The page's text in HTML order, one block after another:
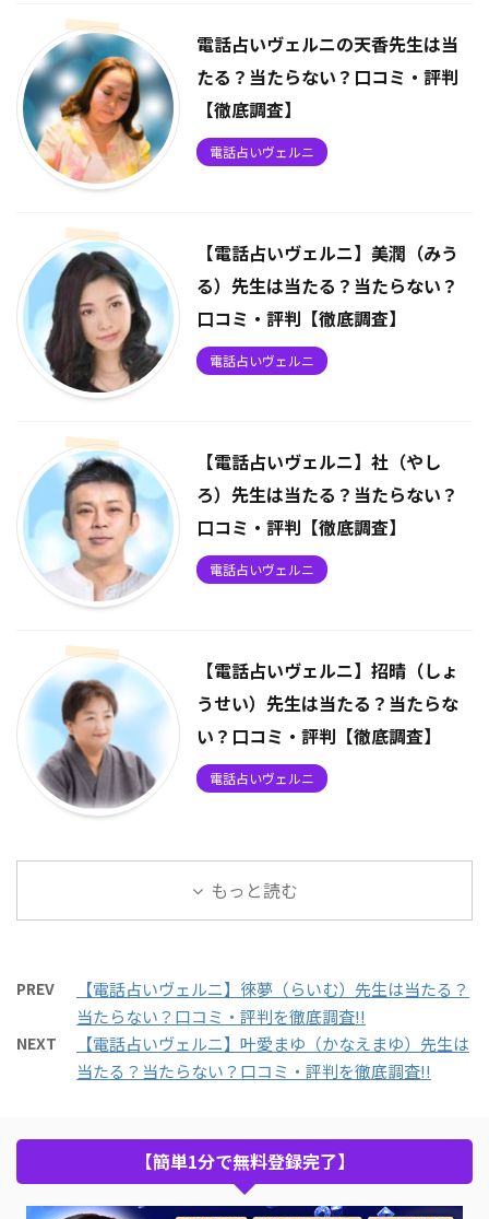
電話占いヴェルニの天香先生は当
たる？当たらない？口コミ・評判
【徹底調査】
電話占いヴェルニ
【電話占いヴェルニ】美潤（みう
る）先生は当たる？当たらない？
口コミ・評判【徹底調査】
電話占いヴェルニ
【電話占いヴェルニ】社（やし
ろ）先生は当たる？当たらない？
口コミ・評判【徹底調査】
電話占いヴェルニ
【電話占いヴェルニ】招晴（しょ
うせい）先生は当たる？当たらな
い？口コミ・評判【徹底調査】
電話占いヴェルニ
もっと読む
PREV
【電話占いヴェルニ】徠夢（らいむ）先生は当たる？
当たらない？口コミ・評判を徹底調査!!
NEXT
【電話占いヴェルニ】叶愛まゆ（かなえまゆ）先生は
当たる？当たらない？口コミ・評判を徹底調査!!
【簡単1分で無料登録完了】